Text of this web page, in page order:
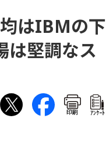
はIBMの下
堅調なス
印刷 ｱﾝｹｰﾄ